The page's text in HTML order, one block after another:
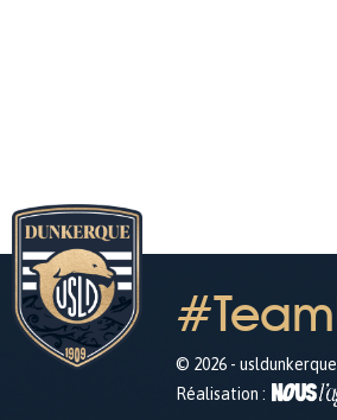
© 2026 -
Réalisation :